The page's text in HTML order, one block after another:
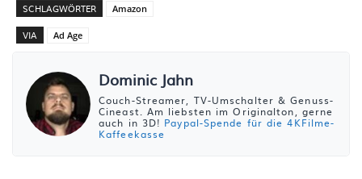
SCHLAGWÖRTER Amazon
VIA Ad Age
Dominic Jahn
Couch-Streamer, TV-Umschalter & Genuss-
Cineast. Am liebsten im Originalton, gerne
auch in 3D! Paypal-Spende für die 4KFilme-
Kaffeekasse